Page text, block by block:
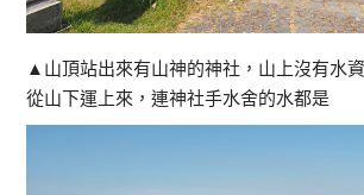
▲山頂站出來有山神的神社，山上沒有水
從山下運上來，連神社手水舍的水都是